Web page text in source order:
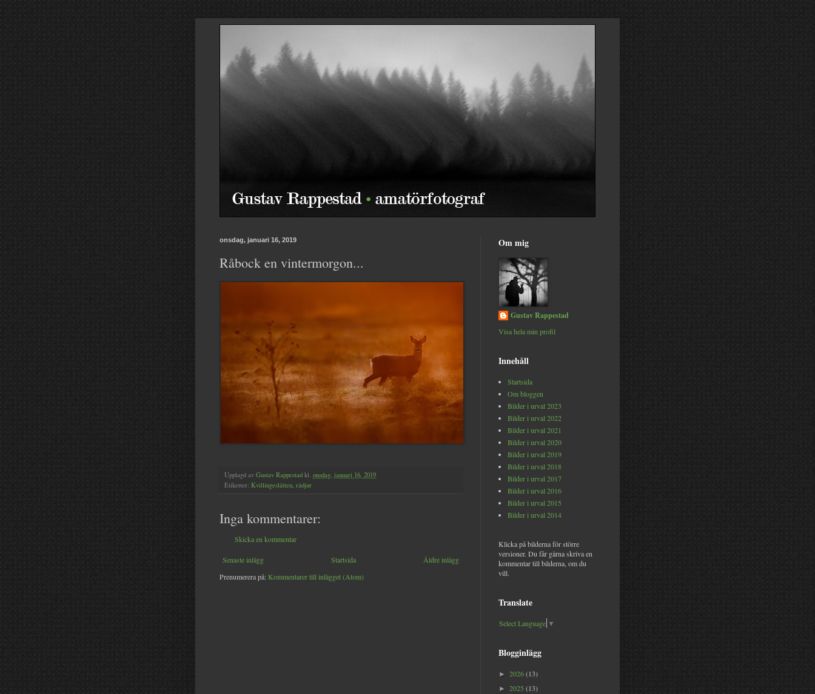
onsdag, januari 16, 2019
Råbock en vintermorgon...
Upplagd av Gustav Rappestad kl. onsdag, januari 16, 2019
Etiketter: Kvillingeslätten, rådjur
Inga kommentarer:
Skicka en kommentar
Senaste inlägg Äldre inlägg
Startsida
Prenumerera på: Kommentarer till inlägget (Atom)
Om mig
Gustav Rappestad
Visa hela min profil
Innehåll
Startsida
Om bloggen
Bilder i urval 2023
Bilder i urval 2022
Bilder i urval 2021
Bilder i urval 2020
Bilder i urval 2019
Bilder i urval 2018
Bilder i urval 2017
Bilder i urval 2016
Bilder i urval 2015
Bilder i urval 2014
Klicka på bilderna för större
versioner. Du får gärna skriva en
kommentar till bilderna, om du
vill.
Translate
Select Language ▼
Blogginlägg
► 2026(13)
► 2025 (13)